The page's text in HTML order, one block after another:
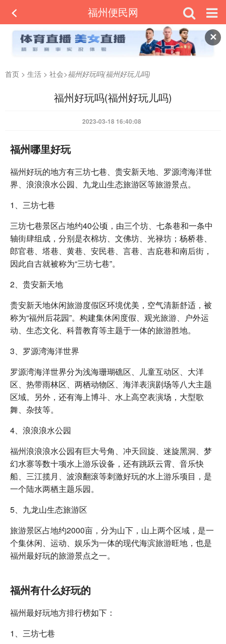
✕
福州便民网
首页 > 生活 > 社会>福州好玩吗(福州好玩儿吗)
福州好玩吗(福州好玩儿吗)
2023-03-18 16:40:08
福州哪里好玩
福州好玩的地方有三坊七巷、贵安新天地、罗源湾海洋世
界、浪浪浪水公园、九龙山生态旅游区等旅游景点。
1、三坊七巷
三坊七巷景区占地约40公顷，由三个坊、七条巷和一条中
轴街肆组成，分别是衣棉坊、文佛坊、光禄坊；杨桥巷、
郎官巷、塔巷、黄巷、安民巷、言巷、吉庇巷和南后街，
因此自古就被称为“三坊七巷”。
2、贵安新天地
贵安新天地休闲旅游度假区环境优美，空气清新舒适，被
称为“福州后花园”。构建集休闲度假、观光旅游、户外运
动、生态文化、科普教育等主题于一体的旅游胜地。
3、罗源湾海洋世界
罗源湾海洋世界分为浅海珊瑚礁区、儿童互动区、大洋
区、热带雨林区、两栖动物区、海洋表演剧场等八大主题
区域。另外，还有海上博斗、水上高空表演场，大型歌
舞、杂技等。
4、浪浪浪水公园
福州浪浪浪水公园有巨大号角、冲天回旋、迷旋黑洞、梦
幻水寨等数十项水上游乐设备，还有跳跃云霄、音乐快
船、三江揽月、波浪翻滚等刺激好玩的水上游乐项目，是
一个陆水两栖主题乐园。
5、九龙山生态旅游区
旅游景区占地约2000亩，分为山下，山上两个区域，是一
个集休闲、运动、娱乐为一体的现代海滨旅游旺地，也是
福州最好玩的旅游景点之一。
福州有什么好玩的
福州最好玩地方排行榜如下：
1、三坊七巷